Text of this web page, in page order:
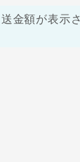
金額が表示